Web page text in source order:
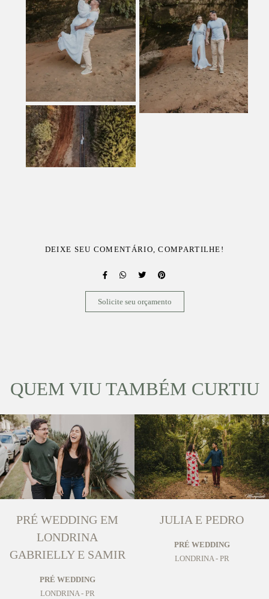
DEIXE SEU COMENTÁRIO, COMPARTILHE!
Solicite seu orçamento
QUEM VIU TAMBÉM CURTIU
PRÉ WEDDING EM
LONDRINA
GABRIELLY E SAMIR
PRÉ WEDDING
LONDRINA - PR
JULIA E PEDRO
PRÉ WEDDING
LONDRINA - PR